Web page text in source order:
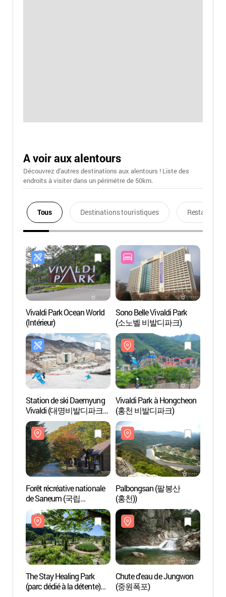
A voir aux alentours
Découvrez d'autres destinations aux alentours ! Liste des
endroits à visiter dans un périmétre de 50km.
Tous Destinations touristiques Restaurants
Vivaldi Park Ocean World
(Intérieur)
Sono Belle Vivaldi Park
(소노벨 비발디파크)
Station de ski Daemyung
Vivaldi (대명비발디파크
스키월드)
Vivaldi Park à Hongcheon
(홍천 비발디파크)
Forêt récréative nationale
de Saneum (국립
산음자연휴양림)
Palbongsan (팔봉산
(홍천))
The Stay Healing Park
(parc dédié à la détente)
Chute d'eau de Jungwon
(중원폭포)